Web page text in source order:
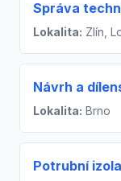
Správa
Lokalita: Zlín,
Návrh a
Lokalita: Brno
Potrubní